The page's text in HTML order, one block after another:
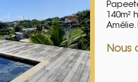
140m²
Amélie.
Nous